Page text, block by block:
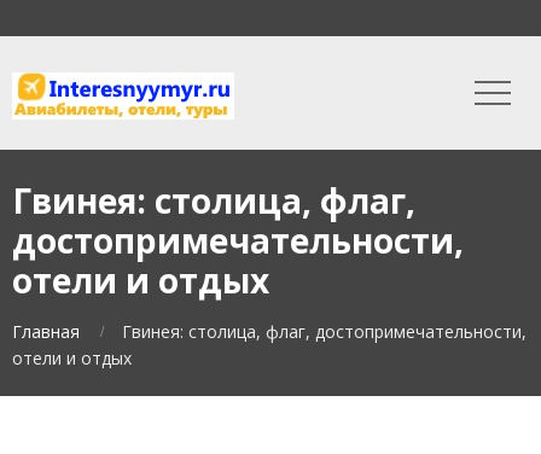
Гвинея: столица, флаг,
достопримечательности,
отели и отдых
Главная
Гвинея: столица, флаг, достопримечательности,
отели и отдых